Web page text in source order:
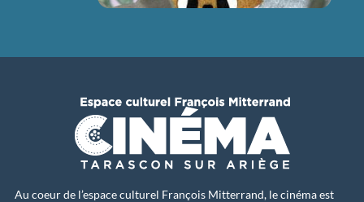
Au coeur de l’espace culturel François Mitterrand, le cinéma est